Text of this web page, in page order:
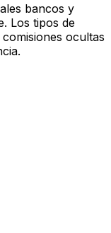
bancos y
Los tipos de
ocultas